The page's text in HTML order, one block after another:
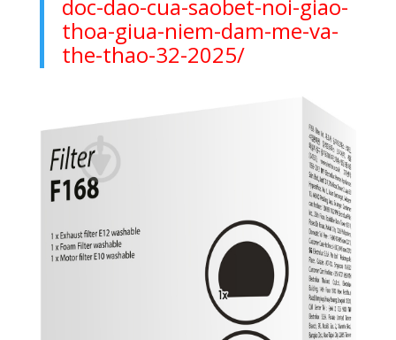
doc-dao-cua-saobet-noi-giao-
thoa-giua-niem-dam-me-va-
the-thao-32-2025/